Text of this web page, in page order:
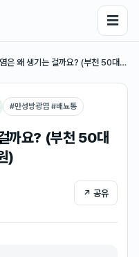
☰
은 왜 생기는 걸까요? (부천 50대…
#만성방광염 #배뇨통
까요? (부천 50대
)
↗ 공유